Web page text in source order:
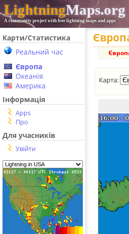
LightningMaps.org
A community project with free lightning maps and apps
Карти/Статистика
Реальний час
Європа
Океанія
Америка
Інформація
Apps
Про
Для учасників
Увійти
Карта: